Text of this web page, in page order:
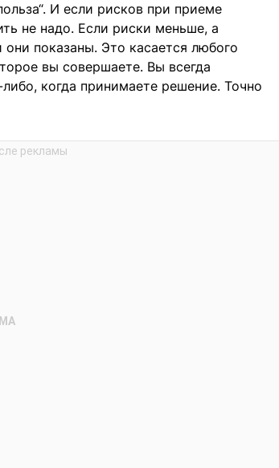
И если рисков при приеме
не надо. Если риски меньше, а
показаны. Это касается любого
вы совершаете. Вы всегда
когда принимаете решение. Точно